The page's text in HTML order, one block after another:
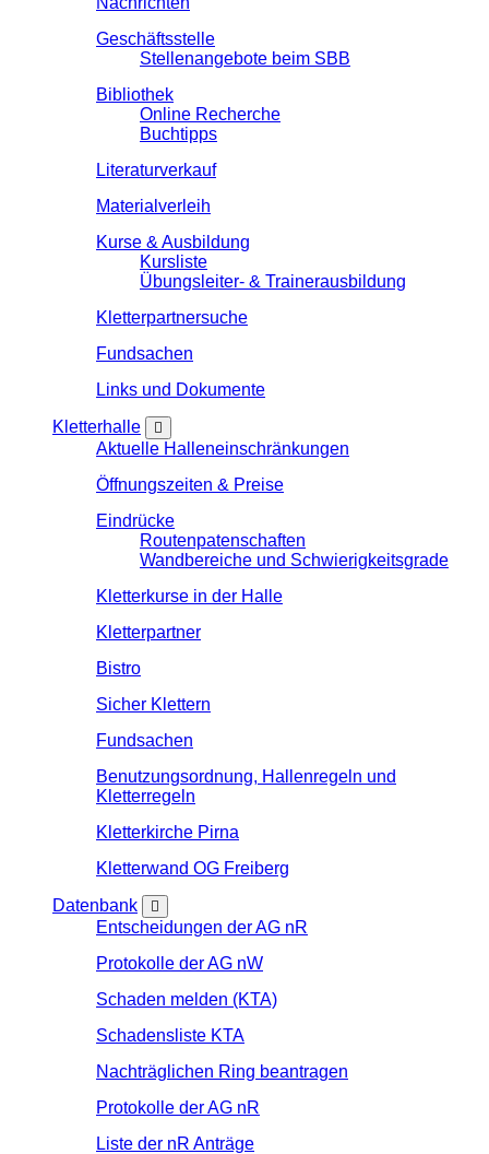
Geschäftsstelle
Stellenangebote beim SBB
Bibliothek
Online Recherche
Buchtipps
Literaturverkauf
Materialverleih
Kurse & Ausbildung
Kursliste
Übungsleiter- & Trainerausbildung
Kletterpartnersuche
Fundsachen
Links und Dokumente
Kletterhalle
Aktuelle Halleneinschränkungen
Öffnungszeiten & Preise
Eindrücke
Routenpatenschaften
Wandbereiche und Schwierigkeitsgrade
Kletterkurse in der Halle
Kletterpartner
Bistro
Sicher Klettern
Fundsachen
Benutzungsordnung, Hallenregeln und
Kletterregeln
Kletterkirche Pirna
Kletterwand OG Freiberg
Datenbank
Entscheidungen der AG nR
Protokolle der AG nW
Schaden melden (KTA)
Schadensliste KTA
Nachträglichen Ring beantragen
Protokolle der AG nR
Liste der nR Anträge